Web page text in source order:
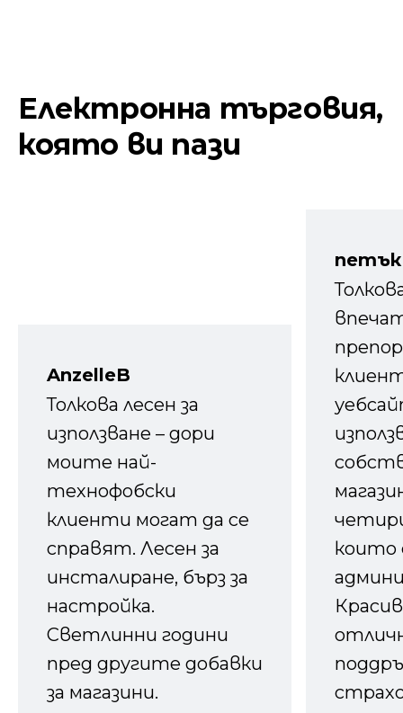
Електронна търговия,
която ви пази
AnzelleB
Толкова лесен за
използване – дори
моите най-
технофобски
клиенти могат да се
справят. Лесен за
инсталиране, бърз за
настройка.
Светлинни години
пред другите добавки
за магазини.
които